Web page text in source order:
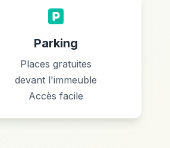
Parking
Places gratuites
devant l'immeuble
Accès facile